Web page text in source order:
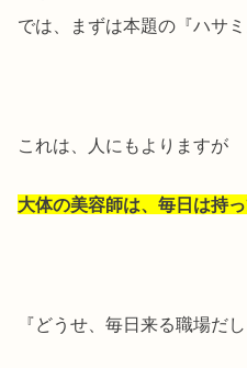
では、まずは本題の『ハサミ
これは、人にもよりますが
大体の美容師は、毎日は持
『どうせ、毎日来る職場だ